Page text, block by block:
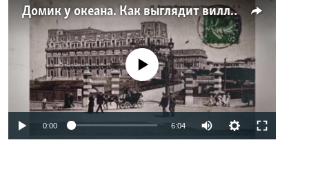
Домик у океана. Как выглядит вилла для Людмилы Путиной – репортаж с юга Франции
No media source currently available
0:00 6:04